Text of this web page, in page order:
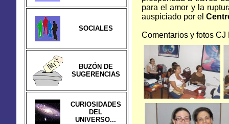
SOCIALES
BUZÓN DE
SUGERENCIAS
CURIOSIDADES
DEL
UNIVERSO...
para el amor y la
auspiciado por el
Comentarios y fotos CJ